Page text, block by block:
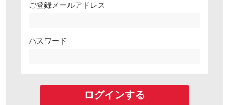
ご登録メールアドレス
パスワード